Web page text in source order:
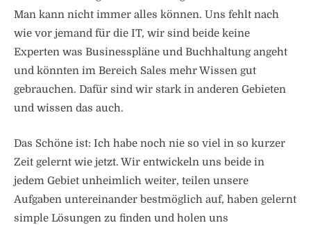
Man kann nicht immer alles können. Uns fehlt nach
wie vor jemand für die IT, wir sind beide keine
Experten was Businesspläne und Buchhaltung angeht
und könnten im Bereich Sales mehr Wissen gut
gebrauchen. Dafür sind wir stark in anderen Gebieten
und wissen das auch.
Das Schöne ist: Ich habe noch nie so viel in so kurzer
Zeit gelernt wie jetzt. Wir entwickeln uns beide in
jedem Gebiet unheimlich weiter, teilen unsere
Aufgaben untereinander bestmöglich auf, haben gelernt
simple Lösungen zu finden und holen uns